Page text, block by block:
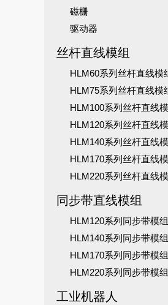
磁栅
驱动器
丝杆直线模组
HLM60系列丝杆直线模
HLM75系列丝杆直线模
HLM100系列丝杆直线
HLM120系列丝杆直线
HLM140系列丝杆直线
HLM170系列丝杆直线
HLM220系列丝杆直线
同步带直线模组
HLM120系列同步带模组
HLM140系列同步带模组
HLM170系列同步带模组
HLM220系列同步带模组
工业机器人